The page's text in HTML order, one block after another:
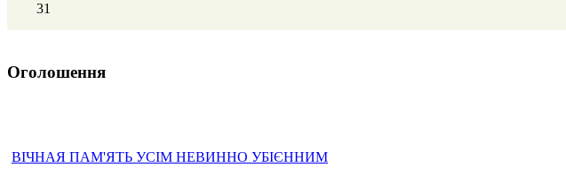
31
Оголошення
ВІЧНАЯ ПАМ'ЯТЬ УСІМ НЕВИННО УБІЄННИМ